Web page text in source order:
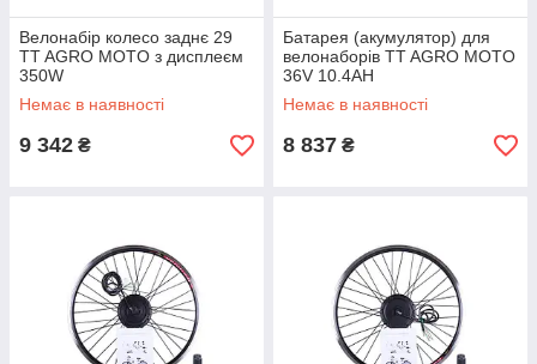
Велонабір колесо заднє 29
TT AGRO MOTO з дисплеєм
350W
Немає в наявності
9 342 ₴
Батарея (акумулятор) для
велонаборів TT AGRO MOTO
36V 10.4AH
Немає в наявності
8 837 ₴